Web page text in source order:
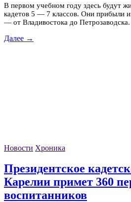
В первом учебном году здесь будут
кадетов 5 — 7 классов. Они прибыли
— от Владивостока до Петрозаводска.
Далее →
Новости Хроника
Президентское
Карелии примет 360
воспитанников